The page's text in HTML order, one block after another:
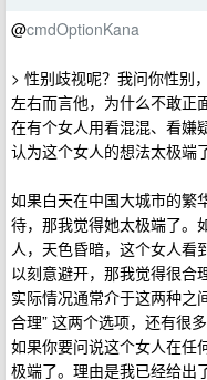
@cmdOptionKana
> 性别歧视呢？我问你性别
左右而言他，为什么不敢正
在有个女人用看混混、看嫌
认为这个女人的想法太极端
如果白天在中国大城市的繁
待，那我觉得她太极端了。
人，天色昏暗，这个女人看
以刻意避开，那我觉得很合
实际情况通常介于这两种之
合理” 这两个选项，还有很
如果你要问说这个女人在任
极端了。理由是我已经给出